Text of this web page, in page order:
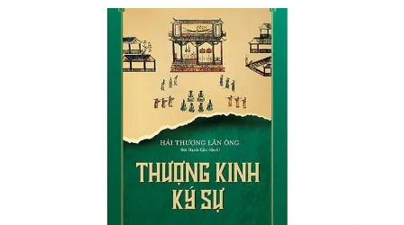
Chuyên mục khác
Chào ngày mới Tin 24h
Tin 360
Magazine